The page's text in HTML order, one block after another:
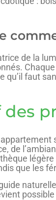
de la
qu’il faut
de
que les